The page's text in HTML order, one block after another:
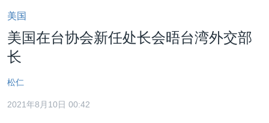
链
接
跳
转
内
容
中国
美国
美国在台协会新任处长会晤台湾外交部
长
松仁
2021年8月10日 00:42